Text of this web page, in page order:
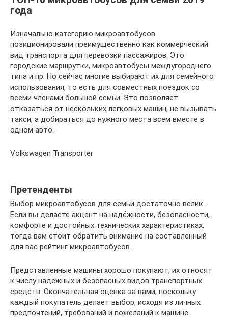
года
Изначально категорию микроавтобусов
позиционировали преимущественно как коммерческий
вид транспорта для перевозки пассажиров. Это
городские маршрутки, микроавтобусы междугороднего
типа и пр. Но сейчас многие выбирают их для семейного
использования, то есть для совместных поездок со
всеми членами большой семьи. Это позволяет
отказаться от нескольких легковых машин, не вызывать
такси, а добираться до нужного места всем вместе в
одном авто.
Volkswagen Transporter
Претенденты
Выбор микроавтобусов для семьи достаточно велик.
Если вы делаете акцент на надёжности, безопасности,
комфорте и достойных технических характеристиках,
тогда вам стоит обратить внимание на составленный
для вас рейтинг микроавтобусов.
Представленные машины хорошо покупают, их относят
к числу надёжных и безопасных видов транспортных
средств. Окончательная оценка за вами, поскольку
каждый покупатель делает выбор, исходя из личных
предпочтений, требований и пожеланий к машине.